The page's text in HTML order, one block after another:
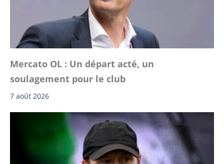
Mercato OL : Un départ acté, un
soulagement pour le club
7 août 2026